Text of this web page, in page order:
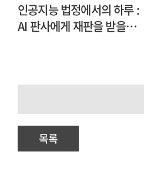
인공지능 법정에서의 하루 :
AI 판사에게 재판을 받을
목록